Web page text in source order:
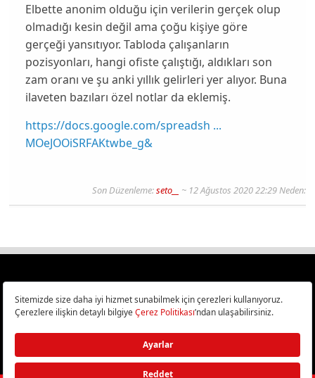
Elbette anonim olduğu için verilerin gerçek olup
olmadığı kesin değil ama çoğu kişiye göre
gerçeği yansıtıyor. Tabloda çalışanların
pozisyonları, hangi ofiste çalıştığı, aldıkları son
zam oranı ve şu anki yıllık gelirleri yer alıyor. Buna
ilaveten bazıları özel notlar da eklemiş.
https://docs.google.com/spreadsh ...
MOeJOOiSRFAKtwbe_g&
Son Düzenleme:seto__ ~ 12 Ağustos 2020 22:29 Neden:
Türkiye
Bilişim ve Teknoloji Haberleri CHIP Online’da!